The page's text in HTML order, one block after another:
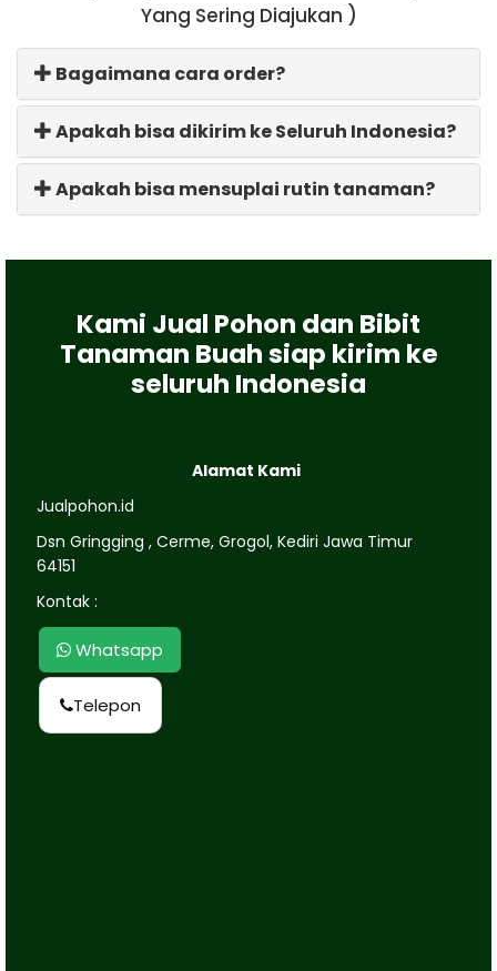
Yang Sering Diajukan )
Bagaimana cara order?
Apakah bisa dikirim ke Seluruh Indonesia?
Apakah bisa mensuplai rutin tanaman?
Kami Jual Pohon dan Bibit
Tanaman Buah siap kirim ke
seluruh Indonesia
Alamat Kami
Jualpohon.id
Dsn Gringging , Cerme, Grogol, Kediri Jawa Timur
64151
Kontak :
Whatsapp
Telepon